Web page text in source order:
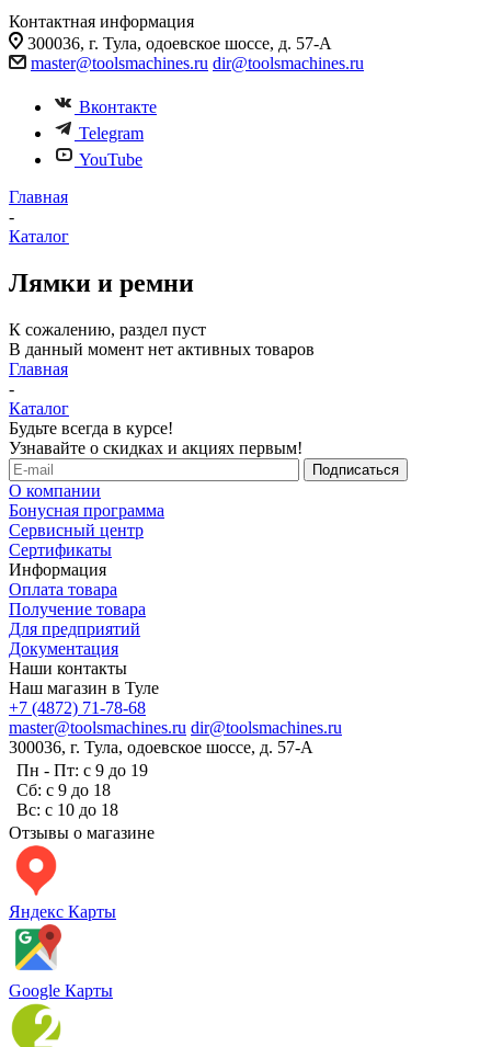
Контактная информация
300036, г. Тула, одоевское шоссе, д. 57-А
master@toolsmachines.ru dir@toolsmachines.ru
Вконтакте
Telegram
YouTube
Главная
-
Каталог
Лямки и ремни
К сожалению, раздел пуст
В данный момент нет активных товаров
Главная
-
Каталог
Будьте всегда в курсе!
Узнавайте о скидках и акциях первым!
О компании
Бонусная программа
Сервисный центр
Сертификаты
Информация
Оплата товара
Получение товара
Для предприятий
Документация
Наши контакты
Наш магазин в Туле
+7 (4872) 71-78-68
master@toolsmachines.ru dir@toolsmachines.ru
300036, г. Тула, одоевское шоссе, д. 57-А
Пн - Пт: с 9 до 19
Сб: с 9 до 18
Вс: с 10 до 18
Отзывы о магазине
Яндекс Карты
Google Карты